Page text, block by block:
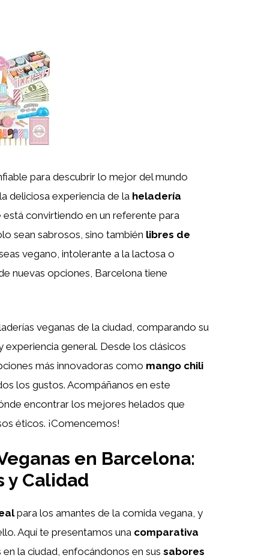
para descubrir lo mejor del mundo
deliciosa experiencia de la heladería
está convirtiendo en un referente para
sean sabrosos, sino también libres de
vegano, intolerante a la lactosa o
nuevas opciones, Barcelona tiene
veganas de la ciudad, comparando su
general. Desde los clásicos
más innovadoras como mango chili
los gustos. Acompáñanos en este
encontrar los mejores helados que
éticos. ¡Comencemos!
en Barcelona:
y Calidad
para los amantes de la comida vegana, y
Aquí te presentamos una comparativa
la ciudad, enfocándonos en sus sabores